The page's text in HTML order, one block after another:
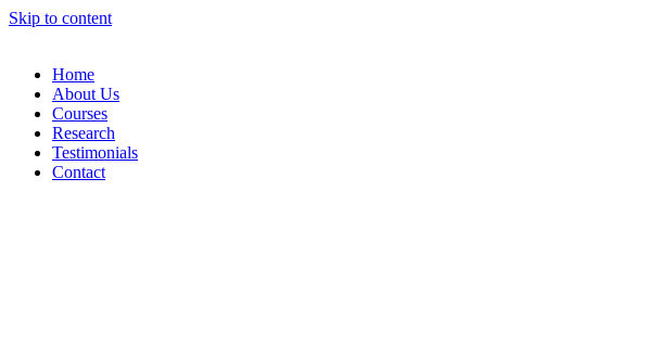
Skip to content
Home
About Us
Courses
Research
Testimonials
Contact